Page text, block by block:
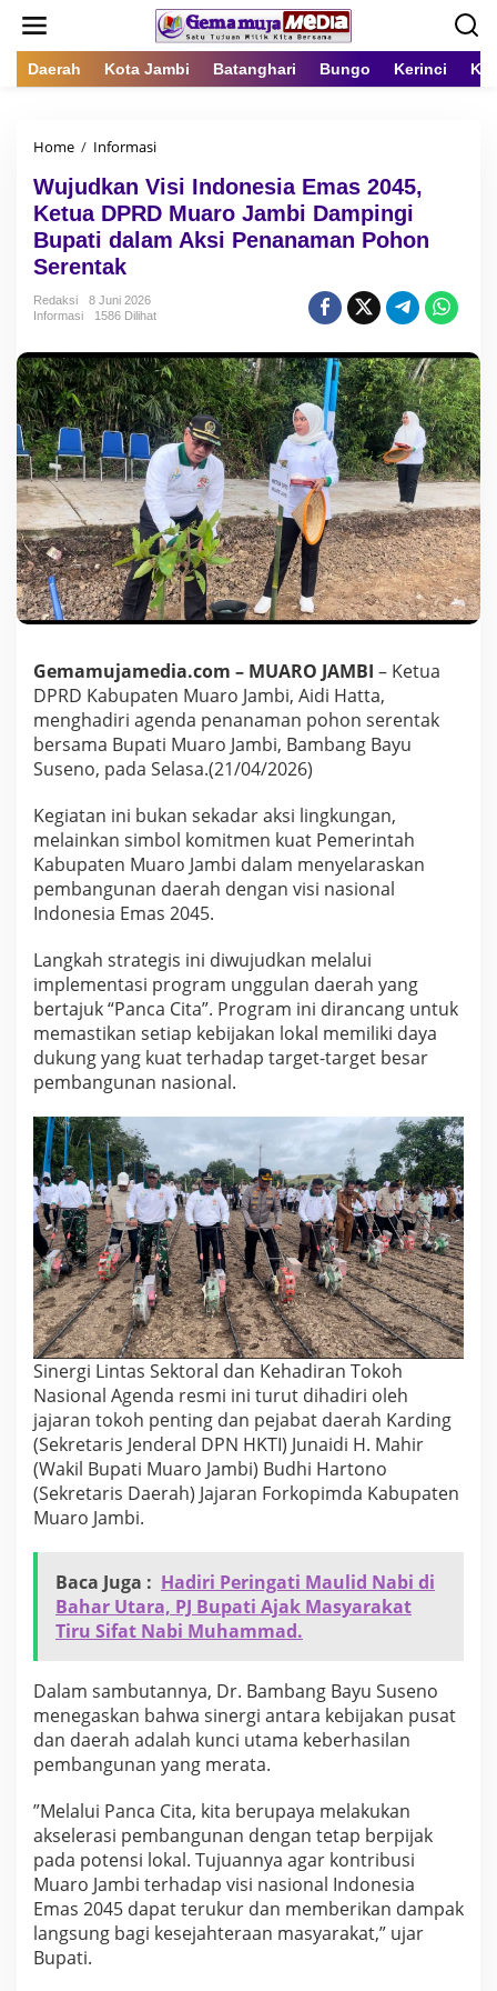
Daerah Kota Jambi Batanghari Bungo Kerinci
Home / Informasi
j
u
d
k
i
I
n
d
o
i
a
E
m
a
s
0
5
,
K
e
u
a
D
P
R
D
M
a
r
o
J
a
m
b
m
p
n
g
i
B
u
p
a
t
d
a
l
a
m
A
P
e
n
a
a
m
a
n
P
h
o
n
S
e
r
e
n
Wujudkan Visi Indonesia Emas 2045,
Ketua DPRD Muaro Jambi Dampingi
Bupati dalam Aksi Penanaman Pohon
Serentak
Redaksi
8 Juni 2026
Informasi
1586 Dilihat
Gemamujamedia.com – ​MUARO JAMBI – Ketua
DPRD Kabupaten Muaro Jambi, Aidi Hatta,
menghadiri agenda penanaman pohon serentak
bersama Bupati Muaro Jambi, Bambang Bayu
Suseno, pada Selasa.(21/04/2026)
Kegiatan ini bukan sekadar aksi lingkungan,
melainkan simbol komitmen kuat Pemerintah
Kabupaten Muaro Jambi dalam menyelaraskan
pembangunan daerah dengan visi nasional
Indonesia Emas 2045.
​Langkah strategis ini diwujudkan melalui
implementasi program unggulan daerah yang
bertajuk “Panca Cita”. Program ini dirancang untuk
memastikan setiap kebijakan lokal memiliki daya
dukung yang kuat terhadap target-target besar
pembangunan nasional.
Sinergi Lintas Sektoral dan Kehadiran Tokoh
Nasional ​Agenda resmi ini turut dihadiri oleh
jajaran tokoh penting dan pejabat daerah ​Karding
(Sekretaris Jenderal DPN HKTI) ​Junaidi H. Mahir
(Wakil Bupati Muaro Jambi) ​Budhi Hartono
(Sekretaris Daerah) ​Jajaran Forkopimda Kabupaten
Muaro Jambi.
Baca Juga : Hadiri Peringati Maulid Nabi di
Bahar Utara, PJ Bupati Ajak Masyarakat
Tiru Sifat Nabi Muhammad.
​Dalam sambutannya, Dr. Bambang Bayu Suseno
menegaskan bahwa sinergi antara kebijakan pusat
dan daerah adalah kunci utama keberhasilan
pembangunan yang merata.
​”Melalui Panca Cita, kita berupaya melakukan
akselerasi pembangunan dengan tetap berpijak
pada potensi lokal. Tujuannya agar kontribusi
Muaro Jambi terhadap visi nasional Indonesia
Emas 2045 dapat terukur dan memberikan dampak
langsung bagi kesejahteraan masyarakat,” ujar
Bupati.